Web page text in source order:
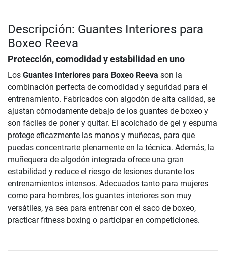
Descripción: Guantes Interiores para
Boxeo Reeva
Protección, comodidad y estabilidad en uno
Los Guantes Interiores para Boxeo Reeva son la
combinación perfecta de comodidad y seguridad para el
entrenamiento. Fabricados con algodón de alta calidad, se
ajustan cómodamente debajo de los guantes de boxeo y
son fáciles de poner y quitar. El acolchado de gel y espuma
protege eficazmente las manos y muñecas, para que
puedas concentrarte plenamente en la técnica. Además, la
muñequera de algodón integrada ofrece una gran
estabilidad y reduce el riesgo de lesiones durante los
entrenamientos intensos. Adecuados tanto para mujeres
como para hombres, los guantes interiores son muy
versátiles, ya sea para entrenar con el saco de boxeo,
practicar fitness boxing o participar en competiciones.